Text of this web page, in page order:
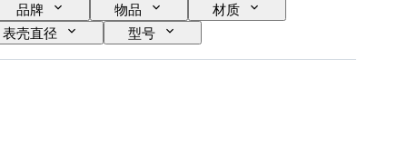
品牌 物品
材质
表壳直径
型号